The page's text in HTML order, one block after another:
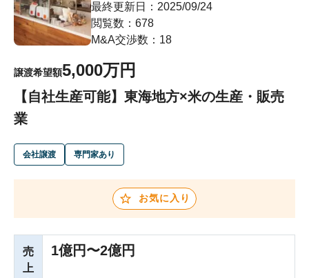
売りたい方へ
成約事例
M&A専門家の方へ
最終更新日：2025/09/24
閲覧数：678
M&A交渉数：18
譲渡希望額5,000万円
【自社生産可能】東海地方×米の生産・販売
業
会社譲渡 専門家あり
お気に入り
売
上
1億円〜2億円